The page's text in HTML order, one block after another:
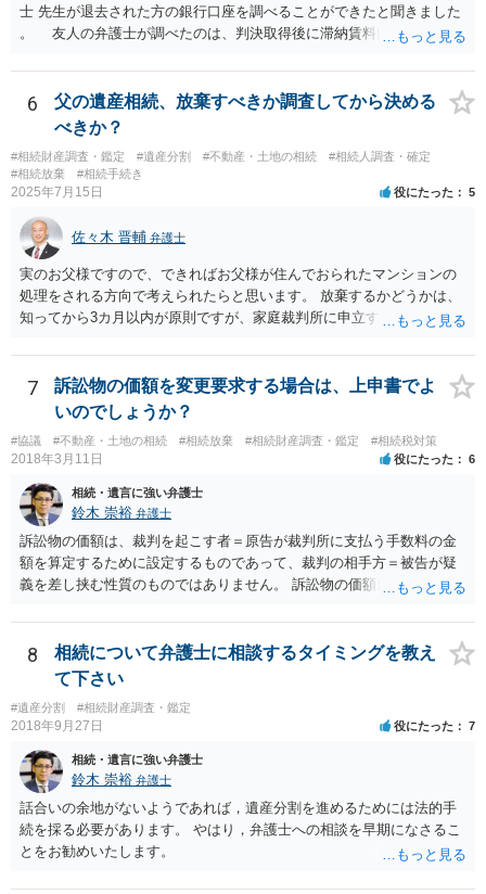
士 先生が退去された方の銀行口座を調べることができたと聞きました
。 友人の弁護士が調べたのは、判決取得後に滞納賃料回収のため
預金の入出金履歴を調べたわけではありません。 残念ながら、事案
や目的も異なりますし、開示の内容も異なります。
6
父の遺産相続、放棄すべきか調査してから決める
べきか？
#相続財産調査・鑑定 #遺産分割 #不動産・土地の相続
#相続人調査・確定
#相続放棄
#相続手続き
2025年7月15日 役にたった 5
佐々木 晋輔 弁護士
実のお父様ですので、できればお父様が住んでおられたマンションの
処理をされる方向で考えられたらと思います。 放棄するかどうかは、
知ってから3カ月以内が原則ですが、家庭裁判所に申立すれば3カ月の
放棄するかどうか決めることができます。 銀行やサラ金が数年も放置
することはありませんので、数年後に借金が発見される可能性はほぼ
ありません。 なお、私が扱った相続放棄を検討していた案件で、期間
伸長して調査したところ、サラ金に対する過払金など相当な財産が見
つかったため相続したという事例がありました。
7
訴訟物の価額を変更要求する場合は、上申書でよ
いのでしょうか？
#協議 #不動産・土地の相続 #相続放棄 #相続財産調査・鑑定 #相続税対策
2018年3月11日 役にたった 6
相続・遺言に強い弁護士
鈴木 崇裕 弁護士
訴訟物の価額は、裁判を起こす者＝原告が裁判所に支払う手数料の金
額を算定するために設定するものであって、裁判の相手方＝被告が疑
義を差し挟む性質のものではありません。 訴訟物の価額自体が裁判の
したとしても、変更されることはありません。
8
相続について弁護士に相談するタイミングを教え
て下さい
#遺産分割 #相続財産調査・鑑定
2018年9月27日 役にたった 7
相続・遺言に強い弁護士
鈴木 崇裕 弁護士
話合いの余地がないようであれば，遺産分割を進めるためには法的手
続を採る必要があります。 やはり，弁護士への相談を早期になさるこ
とをお勧めいたします。